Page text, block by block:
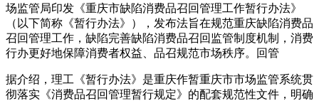
场监管局印发《重庆市缺陷消费品召回管理工作暂行办法》
（以下简称《暂行办法》），发布法旨在规范重庆缺陷消费品
召回管理工作，缺陷完善缺陷消费品召回监管制度机制，消费
行办更好地保障消费者权益、品召规范市场秩序。回管
据介绍，理工《暂行办法》是重庆作暂重庆市市场监管系统贯
彻落实《消费品召回管理暂行规定》的配套规范性文件，明确